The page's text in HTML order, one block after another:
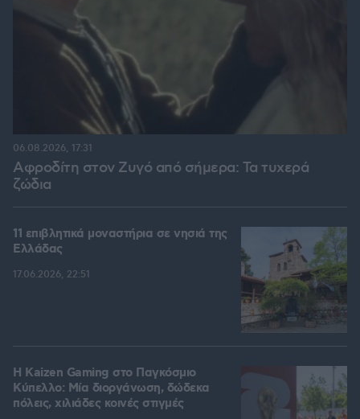
Αφροδίτη στον Ζυγό από σήμερα: Τα τυχερά
ζώδια
06.08.2026, 17:31
11 επιβλητικά μοναστήρια σε νησιά της
Ελλάδας
17.06.2026, 22:51
H Kaizen Gaming στο Παγκόσμιο
Kύπελλο: Μία διοργάνωση, δώδεκα
πόλεις, χιλιάδες κοινές στιγμές